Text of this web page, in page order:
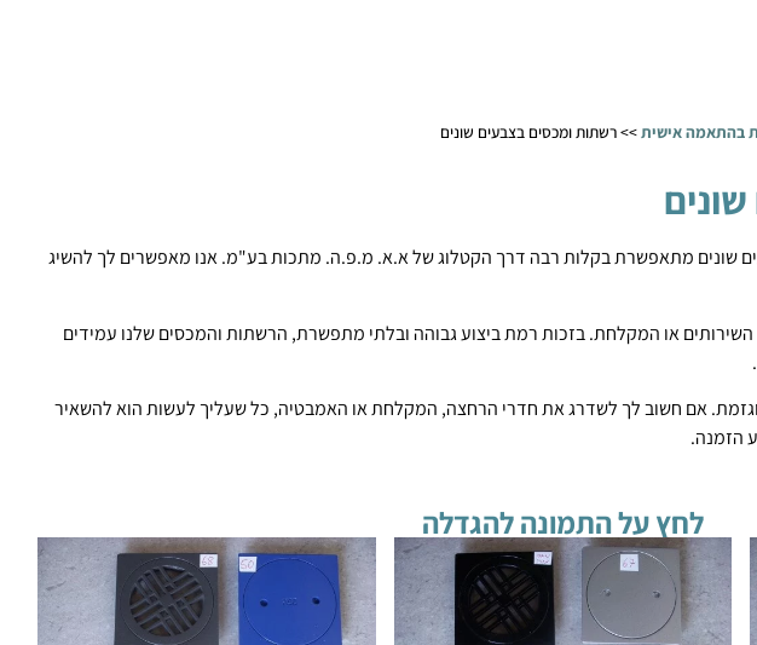
בהתאמה אישית>>רשתות ומכסים בצבעים שונים
שונים מתאפשרת בקלות רבה דרך הקטלוג של א.א. מ.פ.ה. מתכות בע"מ. אנו מאפשרים לך להשיג
או המקלחת. בזכות רמת ביצוע גבוהה ובלתי מתפשרת, הרשתות והמכסים שלנו עמידים
אם חשוב לך לשדרג את חדרי הרחצה, המקלחת או האמבטיה, כל שעליך לעשות הוא להשאיר
הזמנה.
לחץ על התמונה להגדלה